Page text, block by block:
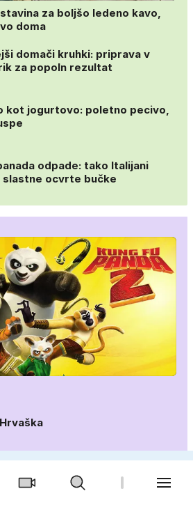
za boljšo ledeno kavo,
doma
domači kruhki: priprava v
za popoln rezultat
kot jogurtovo: poletno pecivo,
odpade: tako Italijani
ocvrte bučke
ima svoj glas: Hrvaška